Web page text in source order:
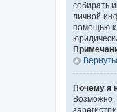
собирать
личной
помощью к
Почему я
Возможно,